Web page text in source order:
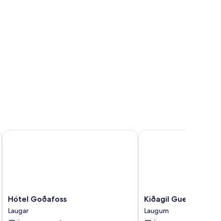
Hótel
Goðafoss
Laugar
Hótel Goðafoss
Laugar
Hótel Goðafoss
Kiðagil
Guesthouse
Laugum
Kiðagil Guesthouse
Laugum
Kiðagil Guesthouse